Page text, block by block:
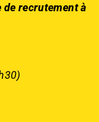
recrutement à